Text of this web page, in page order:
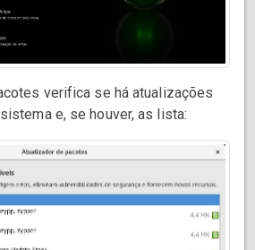
verifica se há atualizações
e, se houver, as lista: